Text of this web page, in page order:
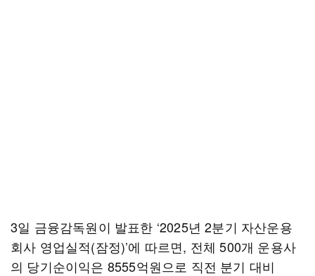
3일 금융감독원이 발표한 ‘2025년 2분기 자산운용
회사 영업실적(잠정)’에 따르면, 전체 500개 운용사
의 당기순이익은 8555억원으로 직전 분기 대비